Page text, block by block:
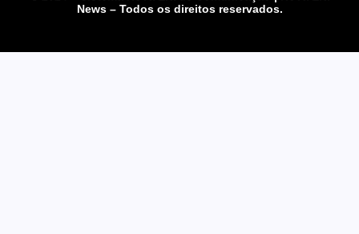
News – Todos os direitos reservados.